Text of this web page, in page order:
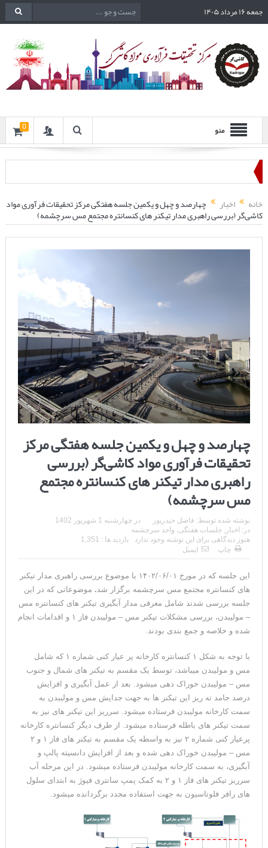
جمعه ۱۶ مرداد ۱۴۰۵
منو 0
خانه اخبار چهارصد و چهل و یکمین جلسه هفتگی مرکز تحقیقات فرآوری مواد
کاشی‌گر (بررسی راهبری مدار تیکنر های کنسانتره مجتمع مس سرچشمه)
چهارصد و چهل و یکمین جلسه هفتگی مرکز
تحقیقات فرآوری مواد کاشی‌گر (بررسی
راهبری مدار تیکنر های کنسانتره مجتمع
مس سرچشمه)
نوشته شده توسط: فاضل حیدرپور در چهارشنبه 1 شهریور 1402
در: اخبار , جلسات هفتگی, واحد سرچشمه
هنوز دیدگاهی برای این نوشته وجود ندارد
بازدید ها : 1,351
چاپ
ایمیل
این جلسه که در مورخ ۱۴۰۲/۰۶/۰۱ با موضوع بررسی راهبری مدار تیکنر
های کنسانتره مجتمع مس سرچشمه برگزار شد. موضوعاتی که در این
جلسه بررسی شدند شامل معرفی مدار آبگیری تیکنر های کنسانتره مس
– مولیبدن، بررسی مشکلات تیکنر مس – مولیبدن فاز ۱ و اقدامات انجام
شده و خلاصه و جمع بندی بودند.
با توجه به شکل ۱ کنسانتره کارخانه پر عیار کنی شماره ۱ که شامل
مس و مولیبدن میباشد، توسط یک مقسم به تیکنر های شمال و جنوب
مس – مولیبدن خوراک دهی می­شود. بعد از عمل آبگیری و افزایش
درصد جامد ته ریز این تیکنر ها به جهت جدایش مس و مولیبدن به
سمت کارخانه مولیبدن فرستاده می­شود. سرریز این تیکنر های نیز به
سمت تیکنر های باطله فرستاده می­شود. از طرف دیگر کنسانتره کارخانه
پرعیار کنی شماره ۲ نیز به واسطه یک مقسم به تیکنر های فاز ۱ و ۲
مس – مولیبدن خوراک دهی شده و بعد از افزایش دانسیته پالپ و
آبگیری، به سمت کارخانه مولیبدن فرستاده می­شود. در این مرحله آب
سرریز تیکنر های فاز ۱ و ۲ به کمک پمپ سانتری فیوژ به ابتدای سلول
های رافر فلوتاسیون به جهت استفاده مجدد برگردانده می­شود.